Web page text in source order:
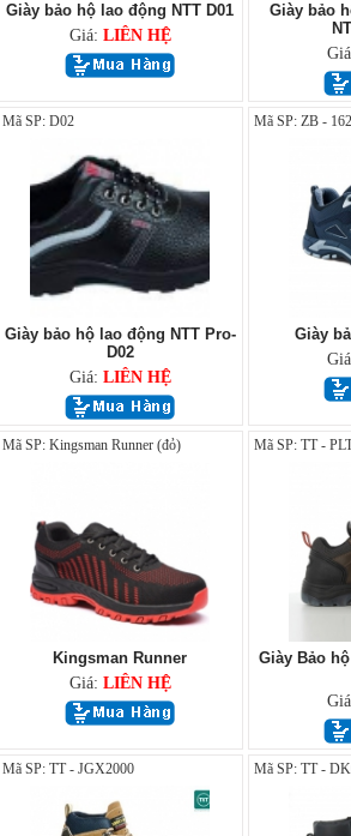
Giày bảo hộ lao động NTT D01
Giá: LIÊN HỆ
Giày bảo
Mã SP: D02
Giày bảo hộ lao động NTT Pro-
D02
Giá: LIÊN HỆ
Mã SP: ZB - 162
Giày
Mã SP: Kingsman Runner (đỏ)
Kingsman Runner
Giá: LIÊN HỆ
Mã SP: TT -
Giày Bảo
Mã SP: TT - JGX2000 Mã SP: TT -